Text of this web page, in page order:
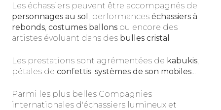
Les échassiers peuvent être accompagnés de
personnages au sol
, performances échassiers à
rebonds costumes ballons ou encore des
artistes évoluant dans des bulles cristal
Les prestations sont agrémentées de kabukis
pétales de confettis systèmes de son mobiles
Parmi les plus belles Compagnies
internationales d'échassiers lumineux et